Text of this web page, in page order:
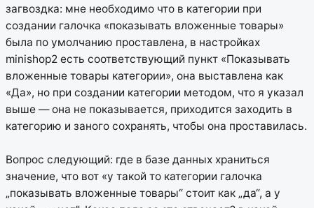
загвоздка: мне необходимо что в категории при
создании галочка «показывать вложенные товары»
была по умолчанию проставлена, в настройках
minishop2 есть соответствующий пункт «Показывать
вложенные товары категории», она выставлена как
«Да», но при создании категории методом, что я указал
выше — она не показывается, приходится заходить в
категорию и заного сохранять, чтобы она проставилась.
Вопрос следующий: где в базе данных храниться
значение, что вот «у такой то категории галочка
„показывать вложенные товары“ стоит как „да“, а у